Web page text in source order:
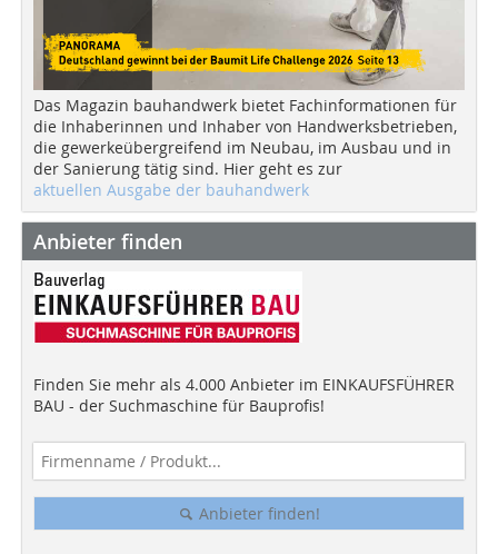
Das Magazin bauhandwerk bietet Fachinformationen für
die Inhaberinnen und Inhaber von Handwerksbetrieben,
die gewerkeübergreifend im Neubau, im Ausbau und in
der Sanierung tätig sind. Hier geht es zur
aktuellen Ausgabe der bauhandwerk
Anbieter finden
Finden Sie mehr als 4.000 Anbieter im EINKAUFSFÜHRER
BAU - der Suchmaschine für Bauprofis!
Anbieter finden!